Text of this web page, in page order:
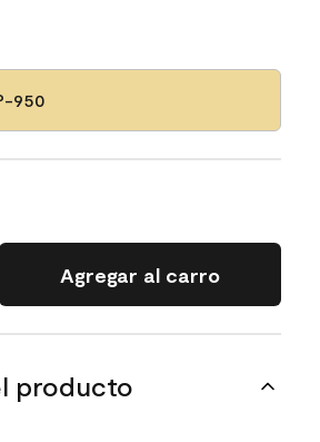
950
Agregar al carro
producto